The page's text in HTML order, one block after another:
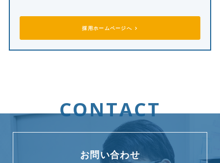
採用ホームページへ
CONTACT
お問い合わせ